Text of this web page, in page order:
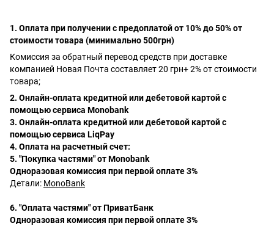
1. Оплата при получении с предоплатой от 10% до 50% от
стоимости товара (минимально 500грн)
Комиссия за обратный перевод средств при доставке
компанией Новая Почта составляет 20 грн+ 2% от стоимости
товара;
2. Онлайн-оплата кредитной или дебетовой картой с
помощью сервиса Monobank
3. Онлайн-оплата кредитной или дебетовой картой с
помощью сервиса LiqPay
4. Оплата на расчетный счет:
5. "Покупка частями" от Monobank
Одноразовая комиссия при первой оплате 3%
Детали: MonoBank
6. "Оплата частями" от ПриватБанк
Одноразовая комиссия при первой оплате 3%